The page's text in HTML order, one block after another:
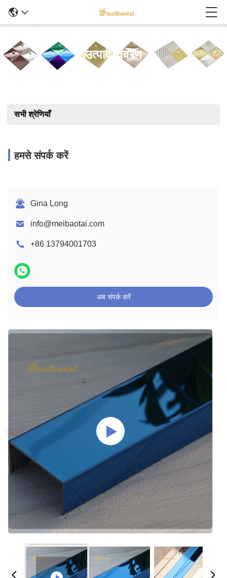
उत्पाद विवरण
सभी श्रेणियाँ
हमसे संपर्क करें
Gina Long
info@meibaotai.com
+86 13794001703
अब संपर्क करें